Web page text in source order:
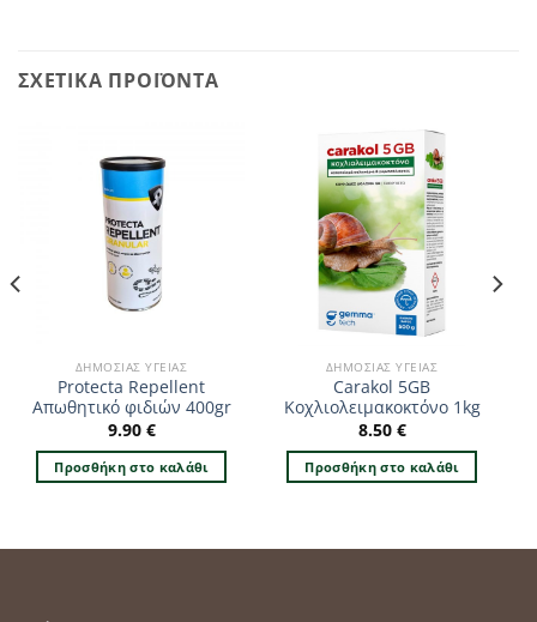
ΣΧΕΤΙΚΆ ΠΡΟΪΌΝΤΑ
ΔΗΜΌΣΙΑΣ ΥΓΕΊΑΣ
Protecta Repellent
Απωθητικό φιδιών 400gr
9.90 €
Προσθήκη στο καλάθι
ΔΗΜΌΣΙΑΣ ΥΓΕΊΑΣ
Carakol 5GB
Κοχλιολειμακοκτόνο 1kg
8.50 €
Προσθήκη στο καλάθι